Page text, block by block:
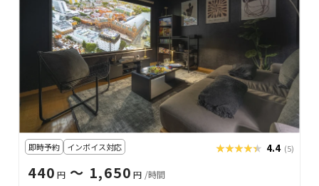
即時予約 インボイス対応 ★★★★★
★★★★★ 4.4 (5)
440 円 〜 1,650 円 /時間